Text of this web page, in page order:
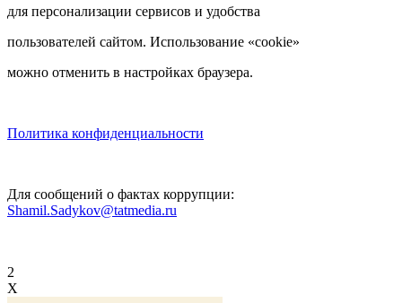
для персонализации сервисов и удобства
пользователей сайтом. Использование «cookie»
можно отменить в настройках браузера.
Политика конфиденциальности
Для сообщений о фактах коррупции:
Shamil.Sadykov@tatmedia.ru
2
X